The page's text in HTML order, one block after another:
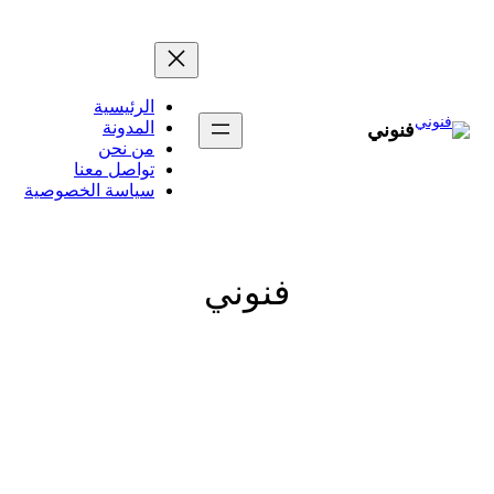
فنوني
الرئيسية
المدونة
من نحن
تواصل معنا
سياسة الخصوصية
فنوني